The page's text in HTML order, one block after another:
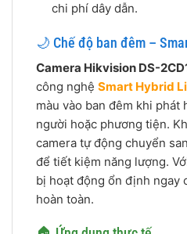
chi phí dây dẫn.
🌙 Chế độ ban đêm –
Camera Hikvision DS-
công nghệ Smart Hybrid
màu vào ban đêm khi phát
người hoặc phương tiện.
camera tự động chuyển
để tiết kiệm năng lượng.
bị hoạt động ổn định ngay
hoàn toàn.